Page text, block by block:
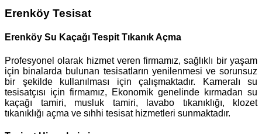
Erenköy Tesisat
Erenköy Su Kaçağı Tespit Tıkanık Açma
Profesyonel olarak hizmet veren firmamız, sağlıklı bir yaşam
için binalarda bulunan tesisatların yenilenmesi ve sorunsuz
bir şekilde kullanılması için çalışmaktadır. Kameralı su
tesisatçısı için firmamız, Ekonomik genelinde kırmadan su
kaçağı tamiri, musluk tamiri, lavabo tıkanıklığı, klozet
tıkanıklığı açma ve sıhhi tesisat hizmetleri sunmaktadır.